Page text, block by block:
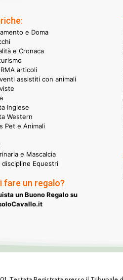
e Doma
e Cronaca
articoli
assistiti con animali
Inglese
Western
Pet e Animali
e Mascalcia
discipline Equestri
fare un regalo?
un Buono Regalo su